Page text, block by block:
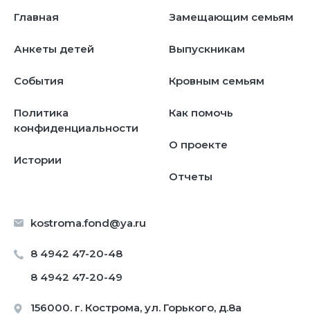
kostroma.fond@ya.ru
8 4942 47-20-48
8 4942 47-20-49
156000. г. Кострома, ул. Горького, д.8а
Главная
Анкеты детей
События
Политика
конфиденциальности
Истории
Замещающим семьям
Выпускникам
Кровным семьям
Как помочь
О проекте
Отчеты